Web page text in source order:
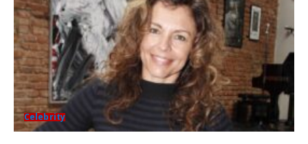
Celebrity